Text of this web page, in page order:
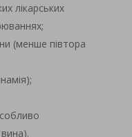
лікарських
(менше півтора